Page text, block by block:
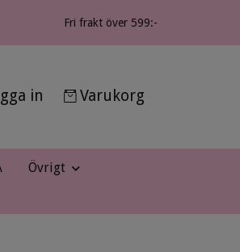
Fri frakt över 599:-
in Varukorg
Övrigt